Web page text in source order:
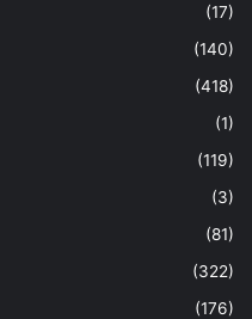
(17)
(140)
(418)
(1)
(119)
(3)
(81)
(322)
(176)